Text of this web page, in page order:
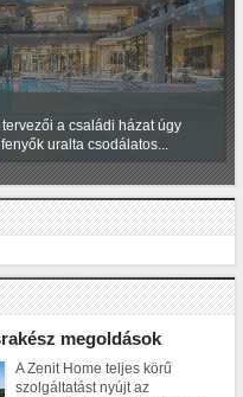
a családi házat úgy
uralta csodálatos...
megoldások
A Zenit Home teljes körű
szolgáltatást nyújt az